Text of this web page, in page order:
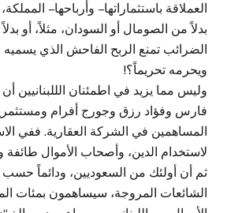
العملاقة باستثماراتها – وأرباحها –
بدلاً من الصومال أو السودان، مثلاً، أو
الضرائب تمنع الربح الفاحش الذي يسميه
ويحرمه تحريماً؟!
وليس مما يزيد في اطمئنان
فارس وفؤاد رزق وجورج أفرام
المساهمين في الشركة العقارية. ففي
لاستخدام الدين، وأصحاب الأموال طائفة
ثم أن أولئك من السعوديين، ودائماً حسب
الشائعات المروجة، سيساهمون بمئات